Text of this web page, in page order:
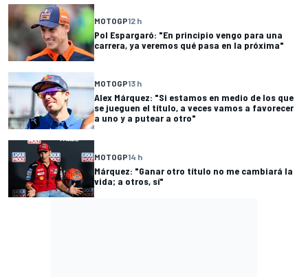
MOTOGP12 h
Pol Espargaró: "En principio vengo para una
carrera, ya veremos qué pasa en la próxima"
MOTOGP13 h
Alex Márquez: "Si estamos en medio de los que
se jueguen el título, a veces vamos a favorecer
a uno y a putear a otro"
MOTOGP14 h
Márquez: "Ganar otro título no me cambiará la
vida; a otros, sí"